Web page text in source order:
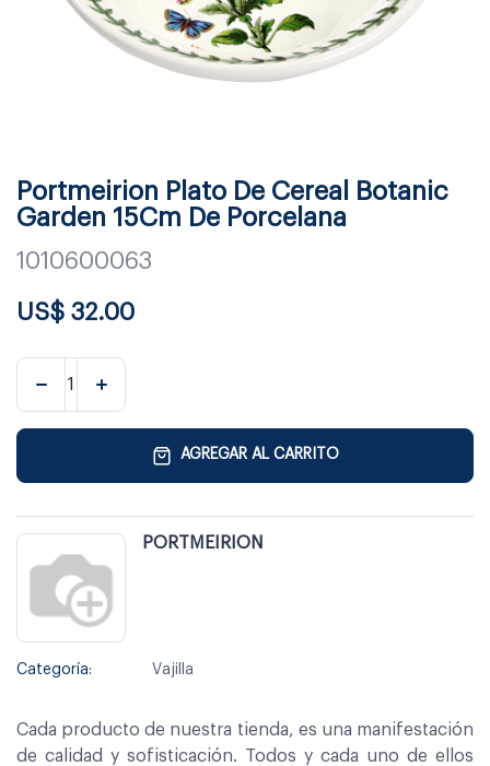
Portmeirion Plato De Cereal Botanic
Garden 15Cm De Porcelana
1010600063
US$ 32.00
AGREGAR AL CARRITO
PORTMEIRION
Categoría: Vajilla
Cada producto de nuestra tienda, es una manifestación
de calidad y sofisticación. Todos y cada uno de ellos